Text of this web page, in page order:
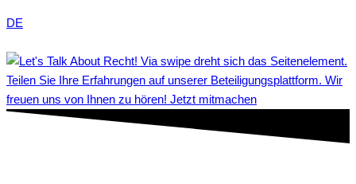
DE
Teilen Sie Ihre Erfahrungen auf unserer Beteiligungsplattform. Wir
freuen uns von Ihnen zu hören! Jetzt mitmachen